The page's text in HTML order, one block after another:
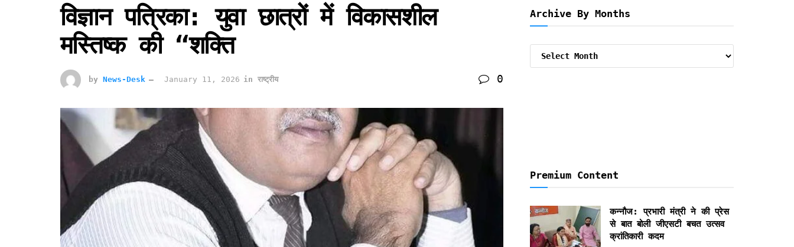
विज्ञान पत्रिका: युवा छात्रों में विकासशील
मस्तिष्क की “शक्ति
by News-Desk January 11, 2026 in राष्ट्रीय 0
Archive By Months
Premium Content
कन्नौज: प्रभारी मंत्री ने की प्रेस
से बात बोली जीएसटी बचत उत्सव
क्रांतिकारी कदम